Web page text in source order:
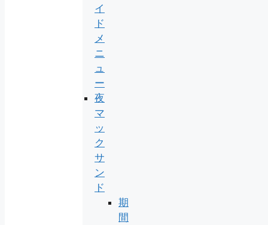
イ
ド
メ
ニ
ュ
ー
夜
マ
ッ
ク
サ
ン
ド
期
間